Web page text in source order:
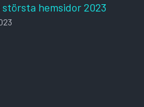
största hemsidor 2023